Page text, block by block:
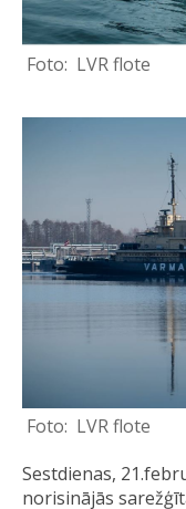
LVR flote
LVR flote
Sestdienas,
norisinājās